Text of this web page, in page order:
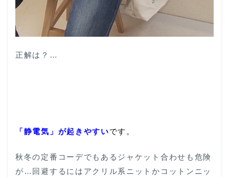
正解は？…
「静電気」が起きやすいです。
秋冬の定番コーデでもあるジャケット合わせも危険
が…回避するにはアクリル系ニットかコットンニッ